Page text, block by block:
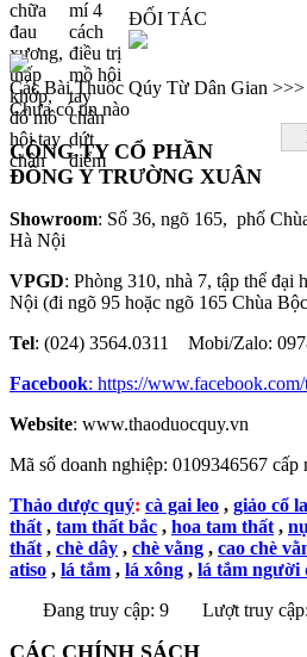
ĐỐI TÁC
Các Bài Thuốc Qúy Từ Dân Gian
Chưa có tin nào
CÔNG TY CỔ PHẦN
ĐÔNG Y TRƯỜNG XUÂN
Showroom: Số 36, ngõ 165, phố
Hà Nội
VPGD: Phòng 310, nhà 7, tập thể
Nội (đi ngõ 95 hoặc ngõ 165 Chùa
Tel: (024) 3564.0311 Mobi/Zalo:
Facebook: https://
Website: www.thaoduocquy.vn
Mã số doanh nghiệp: 0109346567 cấp
Thảo dược quý: cà gai leo , giảo cổ
thất , tam thất bắc , hoa tam thất ,
thất , chè dây , chè vằng , cao chè
atiso , lá tắm , lá xông , lá tắm người
Đang truy cập: 9
Lượt truy
CÁC CHÍNH SÁCH